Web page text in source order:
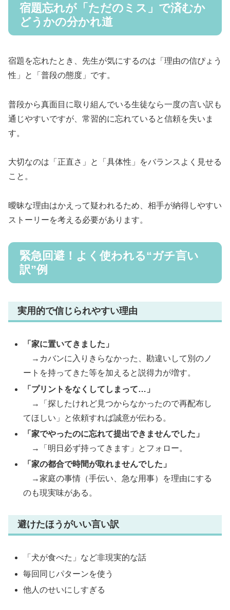
宿題忘れが「ただのミス」で済むか
どうかの分かれ道
宿題を忘れたとき、先生が気にするのは「理由の信ぴょう
性」と「普段の態度」です。
普段から真面目に取り組んでいる生徒なら一度の言い訳も
通じやすいですが、常習的に忘れていると信頼を失いま
す。
大切なのは「正直さ」と「具体性」をバランスよく見せる
こと。
曖昧な理由はかえって疑われるため、相手が納得しやすい
ストーリーを考える必要があります。
緊急回避！よく使われる“ガチ言い
訳”例
実用的で信じられやすい理由
「家に置いてきました」
→カバンに入りきらなかった、勘違いして別のノ
ートを持ってきた等を加えると説得力が増す。
「プリントをなくしてしまって…」
→「探したけれど見つからなかったので再配布し
てほしい」と依頼すれば誠意が伝わる。
「家でやったのに忘れて提出できませんでした」
→「明日必ず持ってきます」とフォロー。
「家の都合で時間が取れませんでした」
→家庭の事情（手伝い、急な用事）を理由にする
のも現実味がある。
避けたほうがいい言い訳
「犬が食べた」など非現実的な話
毎回同じパターンを使う
他人のせいにしすぎる